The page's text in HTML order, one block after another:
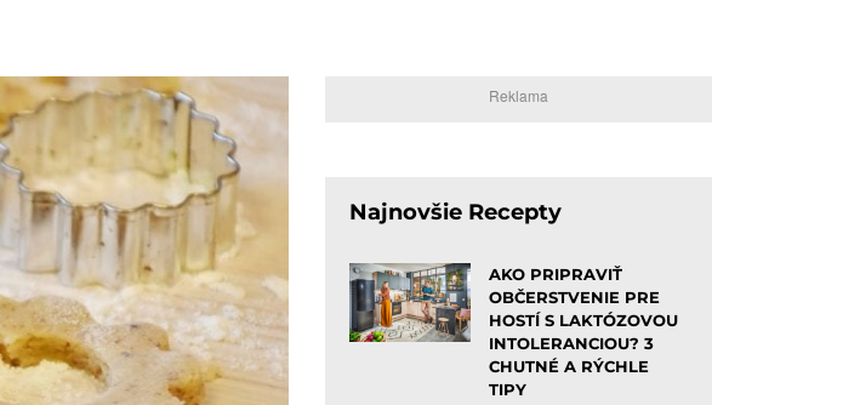
Reklama
Najnovšie Recepty
AKO PRIPRAVIŤ
OBČERSTVENIE PRE
HOSTÍ S LAKTÓZOVOU
INTOLERANCIOU? 3
CHUTNÉ A RÝCHLE
TIPY